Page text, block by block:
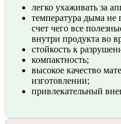
легко ухаживать за
температура дыма не
счет чего все
внутри продукта во
стойкость к
компактность;
высокое качество
изготовлении;
привлекательный